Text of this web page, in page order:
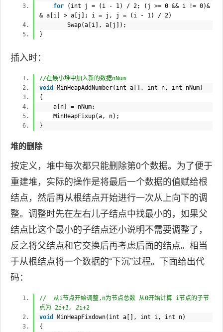
for ( int j = (i - 1) / 2; (j >= 0 && i != 0)&
& a[i] > a[j]; i = j, j = (i - 1) / 2)
Swap(a[i], a[j]);
}
插入时：
//在最小堆中加入新的数据nNum
void
MinHeapAddNumber( int a[], int n, int nNum)
{
a[n] = nNum;
MinHeapFixup(a, n);
}
堆的删除
按定义，堆中每次都只能删除第0个数据。为了便于
重建堆，实际的操作是将最后一个数据的值赋给根
结点，然后再从根结点开始进行一次从上向下的调
整。调整时先在左右儿子结点中找最小的，如果父
结点比这个最小的子结点还小说明不需要调整了，
反之将父结点和它交换后再考虑后面的结点。相当
于从根结点将一个数据的“下沉”过程。下面给出代
码：
// 从i节点开始调整,n为节点总数 从0开始计算 i节点的子节
点为 2i+1, 2i+2
void
MinHeapFixdown( int a[], int i, int n)
{